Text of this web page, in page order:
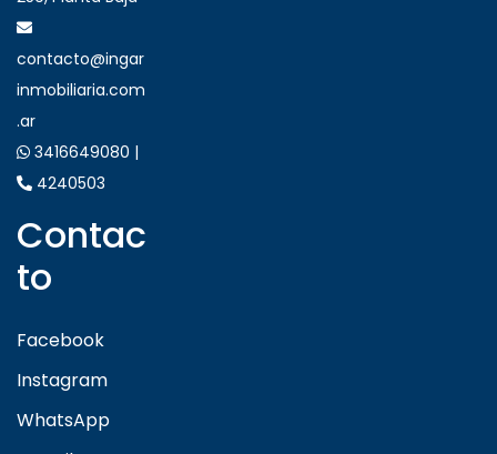
contacto@ingar
inmobiliaria.com
.ar
3416649080 |
4240503
Contac
to
Facebook
Instagram
WhatsApp